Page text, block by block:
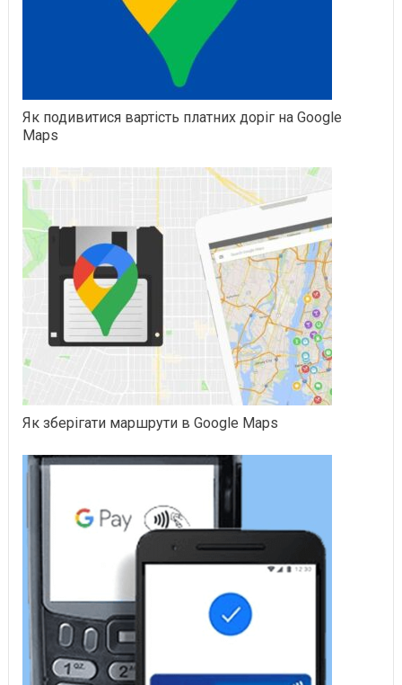
Як подивитися вартість платних доріг на Google
Maps
Як зберігати маршрути в Google Maps